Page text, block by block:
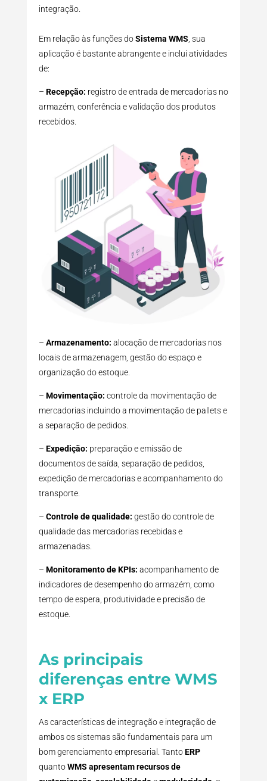
integração.
Em relação às funções doSistema WMS, sua
aplicação é bastante abrangente e inclui atividades
de:
– Recepção: registro de entrada de mercadorias no
armazém, conferência e validação dos produtos
recebidos.
– Armazenamento: alocação de mercadorias nos
locais de armazenagem, gestão do espaço e
organização do estoque.
– Movimentação: controle da movimentação de
mercadorias incluindo a movimentação de pallets e
a separação de pedidos.
– Expedição: preparação e emissão de
documentos de saída, separação de pedidos,
expedição de mercadorias e acompanhamento do
transporte.
– Controle de qualidade: gestão do controle de
qualidade das mercadorias recebidas e
armazenadas.
– Monitoramento de KPIs: acompanhamento de
indicadores de desempenho do armazém, como
tempo de espera, produtividade e precisão de
estoque.
As principais
diferenças entre WMS
x ERP
As características de integração e integração de
ambos os sistemas são fundamentais para um
bom gerenciamento empresarial. TantoERP
quantoWMS apresentam recursos de